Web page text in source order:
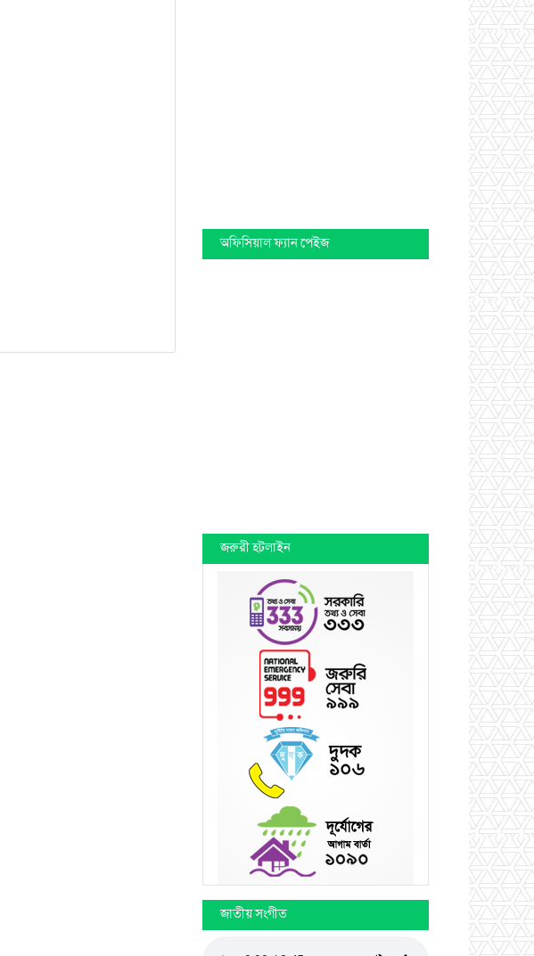
অফিসিয়াল ফ্যান পেইজ
জরুরী হটলাইন
জাতীয় সংগীত